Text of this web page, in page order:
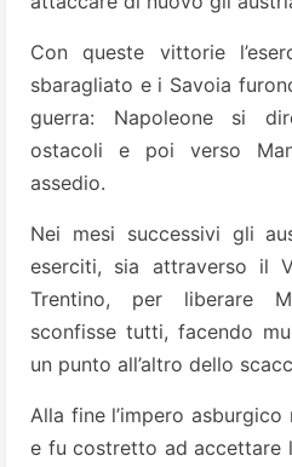
Con queste vittorie
sbaragliato e i Savoia
guerra: Napoleone si
ostacoli e poi verso
assedio.
Nei mesi successivi gli
eserciti, sia attraverso il
Trentino, per liberare
sconfisse tutti, facendo
un punto all’altro dello
Alla fine l’impero
e fu costretto ad accettare